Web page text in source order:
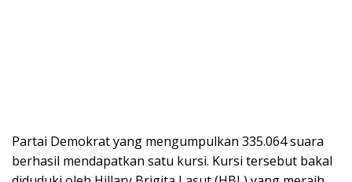
Partai Demokrat yang mengumpulkan 335.064 suara
berhasil mendapatkan satu kursi. Kursi tersebut bakal